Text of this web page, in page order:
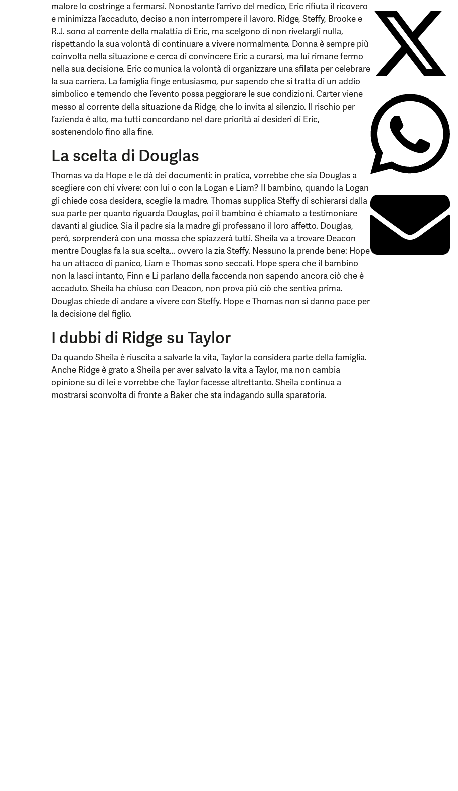
malore lo costringe a fermarsi. Nonostante l’arrivo del medico, Eric rifiuta il ricovero
e minimizza l’accaduto, deciso a non interrompere il lavoro. Ridge, Steffy, Brooke e
R.J. sono al corrente della malattia di Eric, ma scelgono di non rivelargli nulla,
rispettando la sua volontà di continuare a vivere normalmente. Donna è sempre più
coinvolta nella situazione e cerca di convincere Eric a curarsi, ma lui rimane fermo
nella sua decisione. Eric comunica la volontà di organizzare una sfilata per celebrare
la sua carriera. La famiglia finge entusiasmo, pur sapendo che si tratta di un addio
simbolico e temendo che l’evento possa peggiorare le sue condizioni. Carter viene
messo al corrente della situazione da Ridge, che lo invita al silenzio. Il rischio per
l’azienda è alto, ma tutti concordano nel dare priorità ai desideri di Eric,
sostenendolo fino alla fine.
La scelta di Douglas
Thomas va da Hope e le dà dei documenti: in pratica, vorrebbe che sia Douglas a
scegliere con chi vivere: con lui o con la Logan e Liam? Il bambino, quando la Logan
gli chiede cosa desidera, sceglie la madre. Thomas supplica Steffy di schierarsi dalla
sua parte per quanto riguarda Douglas, poi il bambino è chiamato a testimoniare
davanti al giudice. Sia il padre sia la madre gli professano il loro affetto. Douglas,
però, sorprenderà con una mossa che spiazzerà tutti. Sheila va a trovare Deacon
mentre Douglas fa la sua scelta… ovvero la zia Steffy. Nessuno la prende bene: Hope
ha un attacco di panico, Liam e Thomas sono seccati. Hope spera che il bambino
non la lasci intanto, Finn e Li parlano della faccenda non sapendo ancora ciò che è
accaduto. Sheila ha chiuso con Deacon, non prova più ciò che sentiva prima.
Douglas chiede di andare a vivere con Steffy. Hope e Thomas non si danno pace per
la decisione del figlio.
I dubbi di Ridge su Taylor
Da quando Sheila è riuscita a salvarle la vita, Taylor la considera parte della famiglia.
Anche Ridge è grato a Sheila per aver salvato la vita a Taylor, ma non cambia
opinione su di lei e vorrebbe che Taylor facesse altrettanto. Sheila continua a
mostrarsi sconvolta di fronte a Baker che sta indagando sulla sparatoria.